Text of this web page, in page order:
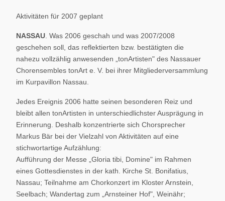
Aktivitäten für 2007 geplant
NASSAU . Was 2006 geschah und was 2007/2008
geschehen soll, das reflektierten bzw. bestätigten die
nahezu vollzählig anwesenden „tonArtisten" des Nassauer
Chorensembles tonArt e. V. bei ihrer Mitgliederversammlung
im Kurpavillon Nassau.
Jedes Ereignis 2006 hatte seinen besonderen Reiz und
bleibt allen tonArtisten in unterschiedlichster Ausprägung in
Erinnerung. Deshalb konzentrierte sich Chorsprecher
Markus Bär bei der Vielzahl von Aktivitäten auf eine
stichwortartige Aufzählung:
Aufführung der Messe „Gloria tibi, Domine" im Rahmen
eines Gottesdienstes in der kath. Kirche St. Bonifatius,
Nassau; Teilnahme am Chorkonzert im Kloster Arnstein,
Seelbach; Wandertag zum „Arnsteiner Hof", Weinähr;